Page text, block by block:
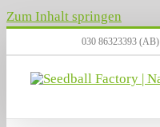
Zum Inhalt springen
030 86323393 (AB)